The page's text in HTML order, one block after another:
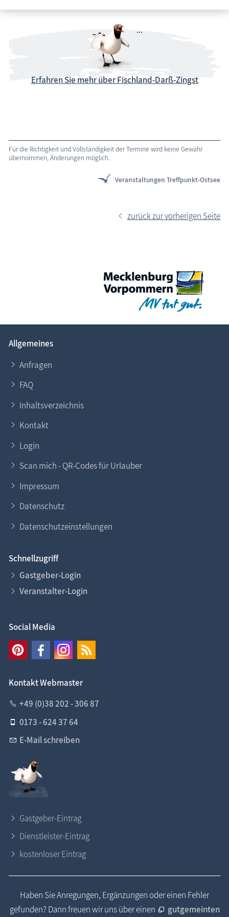
Erfahren Sie mehr über Fischland-Darß-Zingst
Für die Richtigkeit und Vollständigkeit der Termine wird keine Gewähr
übernommen, Änderungen möglich.
Veranstaltungen Treffpunkt-Ostsee
zurück zur vorherigen Seite
Allgemeines
Anfragen
FAQ
Inhaltsverzeichnis
Kontakt
Login
Scan mich - QR-Codes für Urlauber
Impressum
Datenschutz
Datenschutzeinstellungen
Schnellzugriff
Gastgeber-Login
Veranstalter-Login
Social Media
Kontakt Webmaster
+49 (0)38 202 - 306 87
0173 - 624 37 64
E-Mail schreiben
Gastgeber-Eintrag
Dienstleister-Eintrag
kostenloser Eintrag
Haben Sie Anregungen, Ergänzungen oder einen Fehler
gefunden? Dann freuen wir uns über einen
gutgemeinten